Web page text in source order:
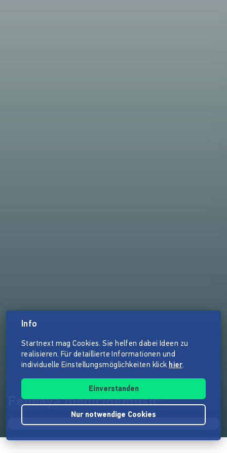
Felidaya medicinemusic
Info
Startnext mag Cookies. Sie helfen dabei Ideen zu
realisieren. Für detaillierte Informationen und
individuelle Einstellungsmöglichkeiten klick hier.
Einverstanden
Nur notwendige Cookies